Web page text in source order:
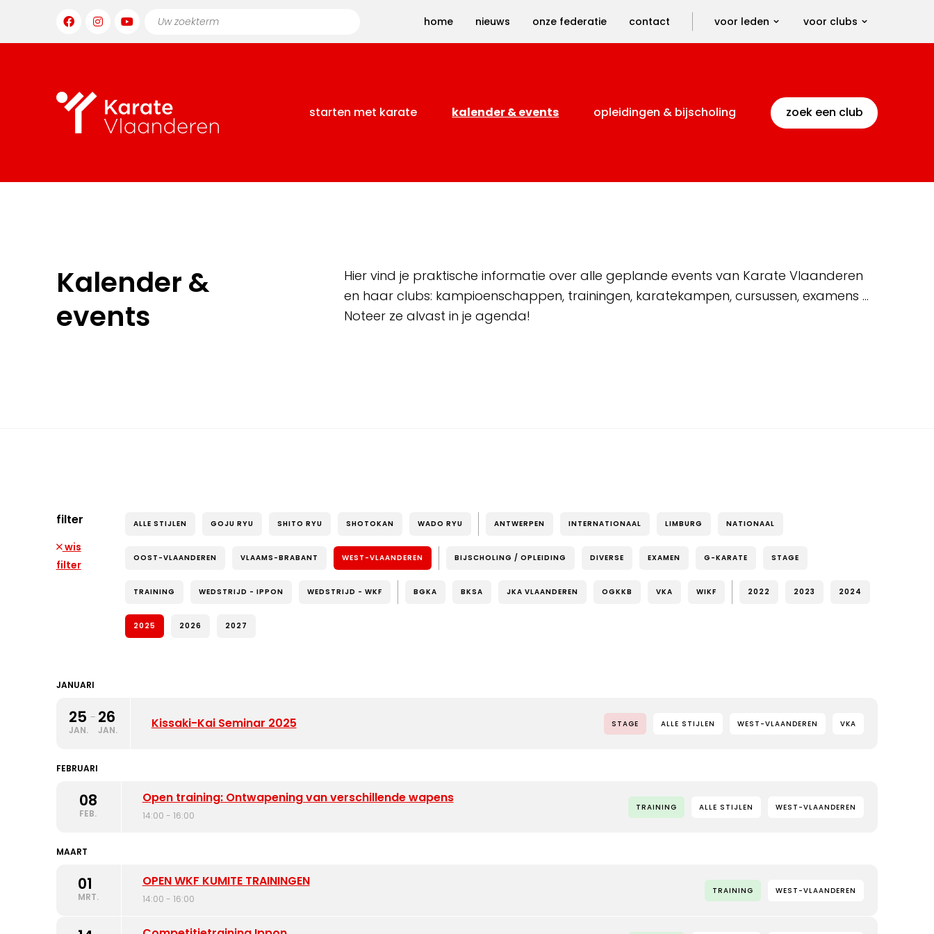
home nieuws onze federatie contact voor leden voor clubs
starten met karate kalender & events opleidingen & bijscholing zoek een club
Kalender &
events
Hier vind je praktische informatie over alle geplande events van Karate Vlaanderen
en haar clubs: kampioenschappen, trainingen, karatekampen, cursussen, examens …
Noteer ze alvast in je agenda!
filter
wis
filter
ALLE STIJLEN GOJU RYU SHITO RYU SHOTOKAN WADO RYU ANTWERPEN INTERNATIONAAL LIMBURG NATIONAAL
OOST-VLAANDEREN VLAAMS-BRABANT WEST-VLAANDEREN BIJSCHOLING / OPLEIDING DIVERSE EXAMEN G-KARATE STAGE
TRAINING WEDSTRIJD - IPPON WEDSTRIJD - WKF BGKA BKSA JKA VLAANDEREN OGKKB VKA WIKF 2022 2023 2024
2025 2026 2027
JANUARI
25
JAN.
- 26
JAN. Kissaki-Kai Seminar 2025 STAGE ALLE STIJLEN WEST-VLAANDEREN VKA
FEBRUARI
08
FEB.
Open training: Ontwapening van verschillende wapens
14:00 - 16:00
TRAINING ALLE STIJLEN WEST-VLAANDEREN
MAART
01
MRT.
OPEN WKF KUMITE TRAININGEN
14:00 - 16:00
TRAINING WEST-VLAANDEREN